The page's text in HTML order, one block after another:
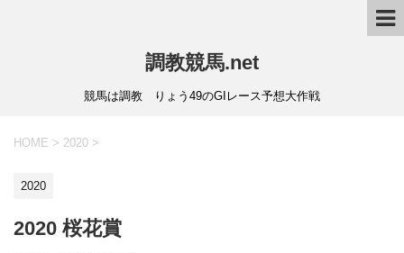
調教競馬.net
競馬は調教 りょう49のGIレース予想大作戦
HOME > 2020 >
2020
2020 桜花賞